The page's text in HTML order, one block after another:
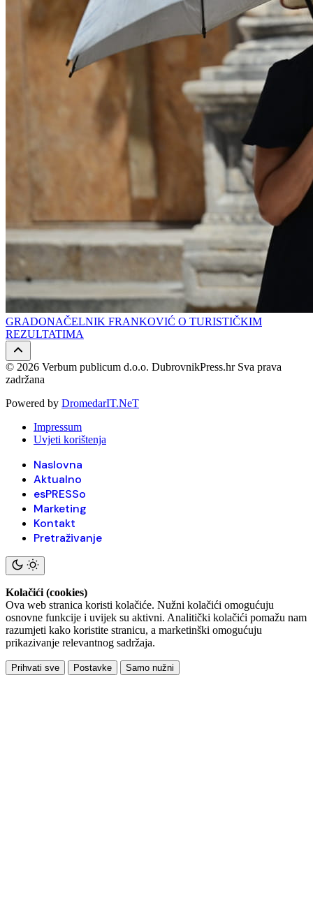
GRADONAČELNIK FRANKOVIĆ O TURISTIČKIM
REZULTATIMA
© 2026 Verbum publicum d.o.o. DubrovnikPress.hr Sva prava
zadržana
Powered by DromedarIT.NeT
Impressum
Uvjeti korištenja
Naslovna
Aktualno
esPRESSo
Marketing
Kontakt
Pretraživanje
Kolačići (cookies)
Ova web stranica koristi kolačiće. Nužni kolačići omogućuju
osnovne funkcije i uvijek su aktivni. Analitički kolačići pomažu nam
razumjeti kako koristite stranicu, a marketinški omogućuju
prikazivanje relevantnog sadržaja.
Prihvati sve Postavke Samo nužni